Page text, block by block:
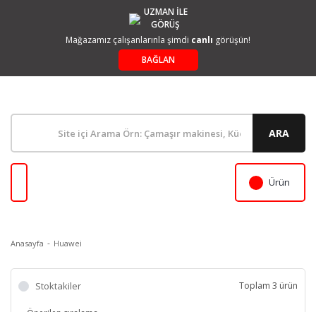
UZMAN İLE
GÖRÜŞ
Mağazamız çalışanlarınla şimdi canlı görüşün!
BAĞLAN
ARA
Ürün
Anasayfa Huawei
Stoktakiler Toplam 3 ürün